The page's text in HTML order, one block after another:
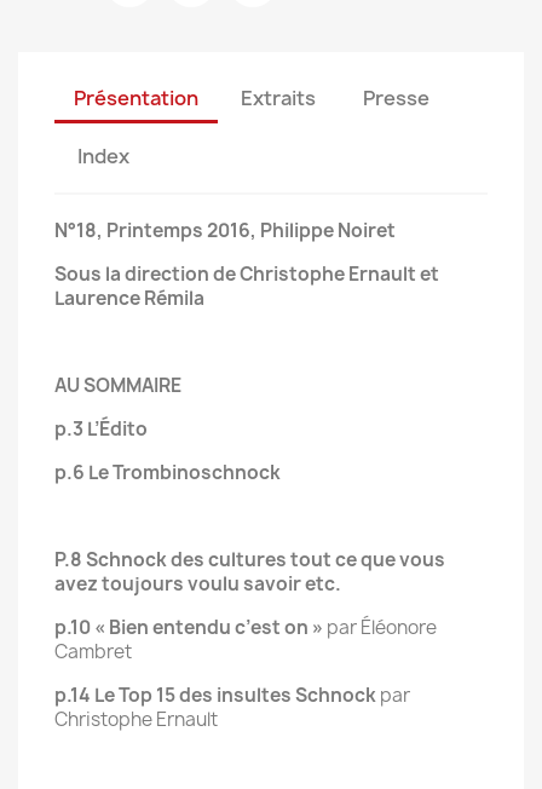
Présentation Extraits Presse
Index
N°18, Printemps 2016, Philippe Noiret
Sous la direction de Christophe Ernault et
Laurence Rémila
AU SOMMAIRE
p.3 L’Édito
p.6 Le Trombinoschnock
P.8 Schnock des cultures tout ce que vous
avez toujours voulu savoir etc.
p.10 « Bien entendu c’est on » par Éléonore
Cambret
p.14 Le Top 15 des insultes Schnockpar
Christophe Ernault